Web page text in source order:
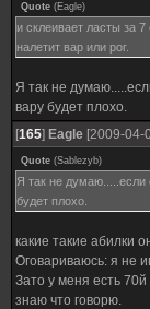
Quote (Eagle)
и склеивает ласты за
налетит вар или рог.
Я так не
вару будет плохо.
[165] Eagle [2009-04-
Quote (Sablezyb)
Я так не думаю.....если
будет плохо.
какие такие абилки
Оговариваюсь: я не
Зато у меня есть
знаю что говорю.